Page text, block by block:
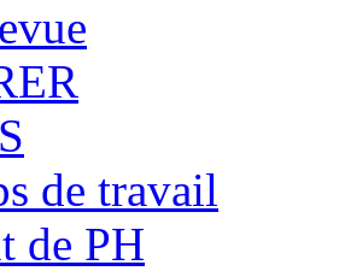
de travail
de PH